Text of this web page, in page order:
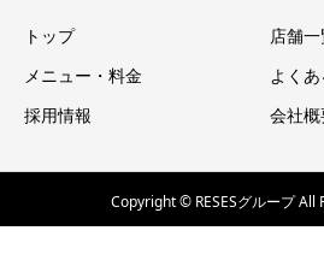
トップ
店舗
メニュー・料金
よく
採用情報
会社
Copyright © RESESグループ All
トップページ シェア